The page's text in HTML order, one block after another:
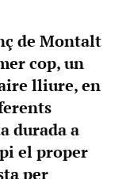
de Montalt
cop, un
lliure, en
durada a
el proper
per